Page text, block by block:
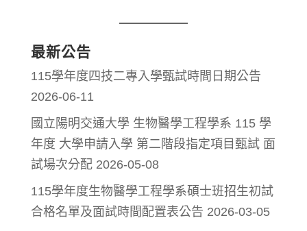
最新公告
115學年度四技二專入學甄試時間日期公告
2026-06-11
國立陽明交通大學 生物醫學工程學系 115 學
年度 大學申請入學 第二階段指定項目甄試 面
試場次分配 2026-05-08
115學年度生物醫學工程學系碩士班招生初試
合格名單及面試時間配置表公告 2026-03-05